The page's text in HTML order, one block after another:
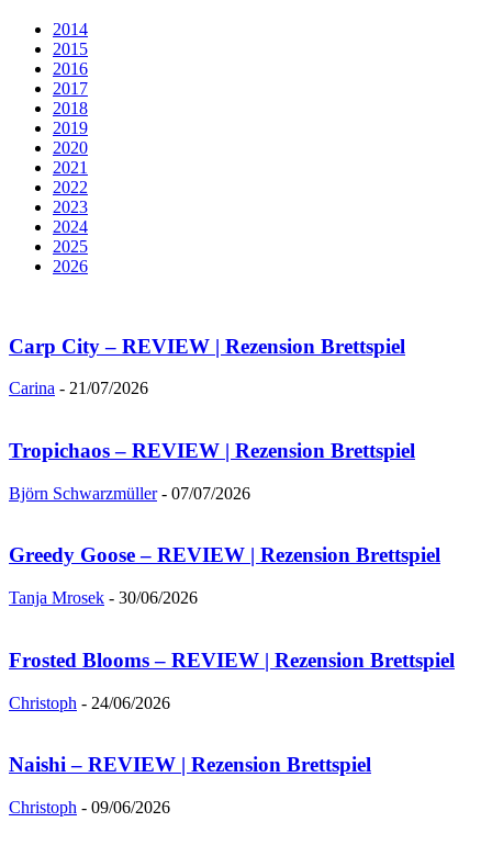
2014
2015
2016
2017
2018
2019
2020
2021
2022
2023
2024
2025
2026
Carp City – REVIEW | Rezension Brettspiel
Carina - 21/07/2026
Tropichaos – REVIEW | Rezension Brettspiel
Björn Schwarzmüller - 07/07/2026
Greedy Goose – REVIEW | Rezension Brettspiel
Tanja Mrosek - 30/06/2026
Frosted Blooms – REVIEW | Rezension Brettspiel
Christoph - 24/06/2026
Naishi – REVIEW | Rezension Brettspiel
Christoph - 09/06/2026